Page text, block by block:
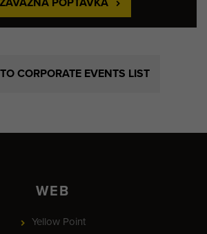
CORPORATE EVENTS LIST
WEB
Yellow Point